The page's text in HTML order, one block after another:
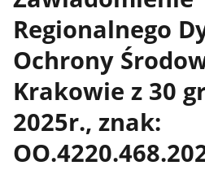
Regionalnego
Ochrony
Krakowie z 30
2025r., znak: